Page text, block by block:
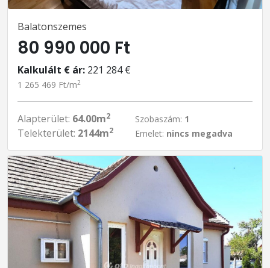
Balatonszemes
80 990 000 Ft
Kalkulált € ár: 221 284 €
1 265 469 Ft/m2
Alapterület: 64.00m2
Telekterület: 2144m2
Szobaszám: 1
Emelet: nincs megadva